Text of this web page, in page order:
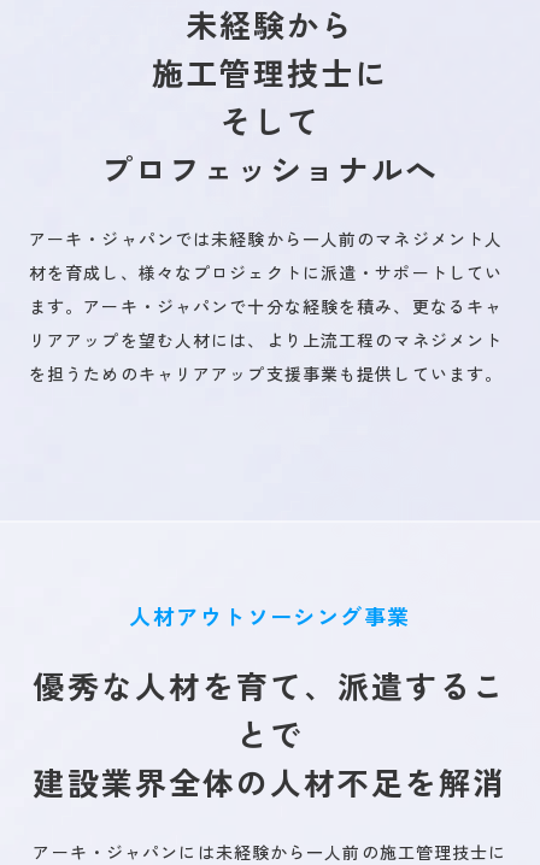
未来を創るひとづくり
お問い合わせ
キャリア登録
未経験から
施工管理技士に
そして
プロフェッショナルへ
アーキ・ジャパンでは未経験から一人前のマネジメント人
材を育成し、様々なプロジェクトに派遣・サポートしてい
ます。アーキ・ジャパンで十分な経験を積み、更なるキャ
リアアップを望む人材には、より上流工程のマネジメント
を担うためのキャリアアップ支援事業も提供しています。
人材アウトソーシング事業
優秀な人材を育て、派遣するこ
とで
建設業界全体の人材不足を解消
アーキ・ジャパンには未経験から一人前の施工管理技士に